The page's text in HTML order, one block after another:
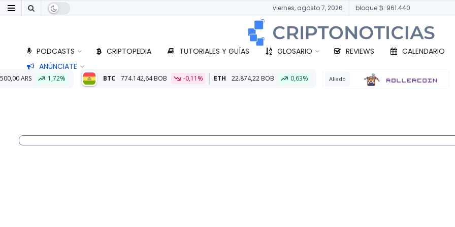
viernes, agosto 7, 2026 bloque ₿: 961.440
PODCASTS CRIPTOPEDIA TUTORIALES Y GUÍAS GLOSARIO REVIEWS CALENDARIO
ANÚNCIATE
BTC 774.142,64 BOB -0,11% ETH 22.874,22 BOB 0,63% Aliado BTC